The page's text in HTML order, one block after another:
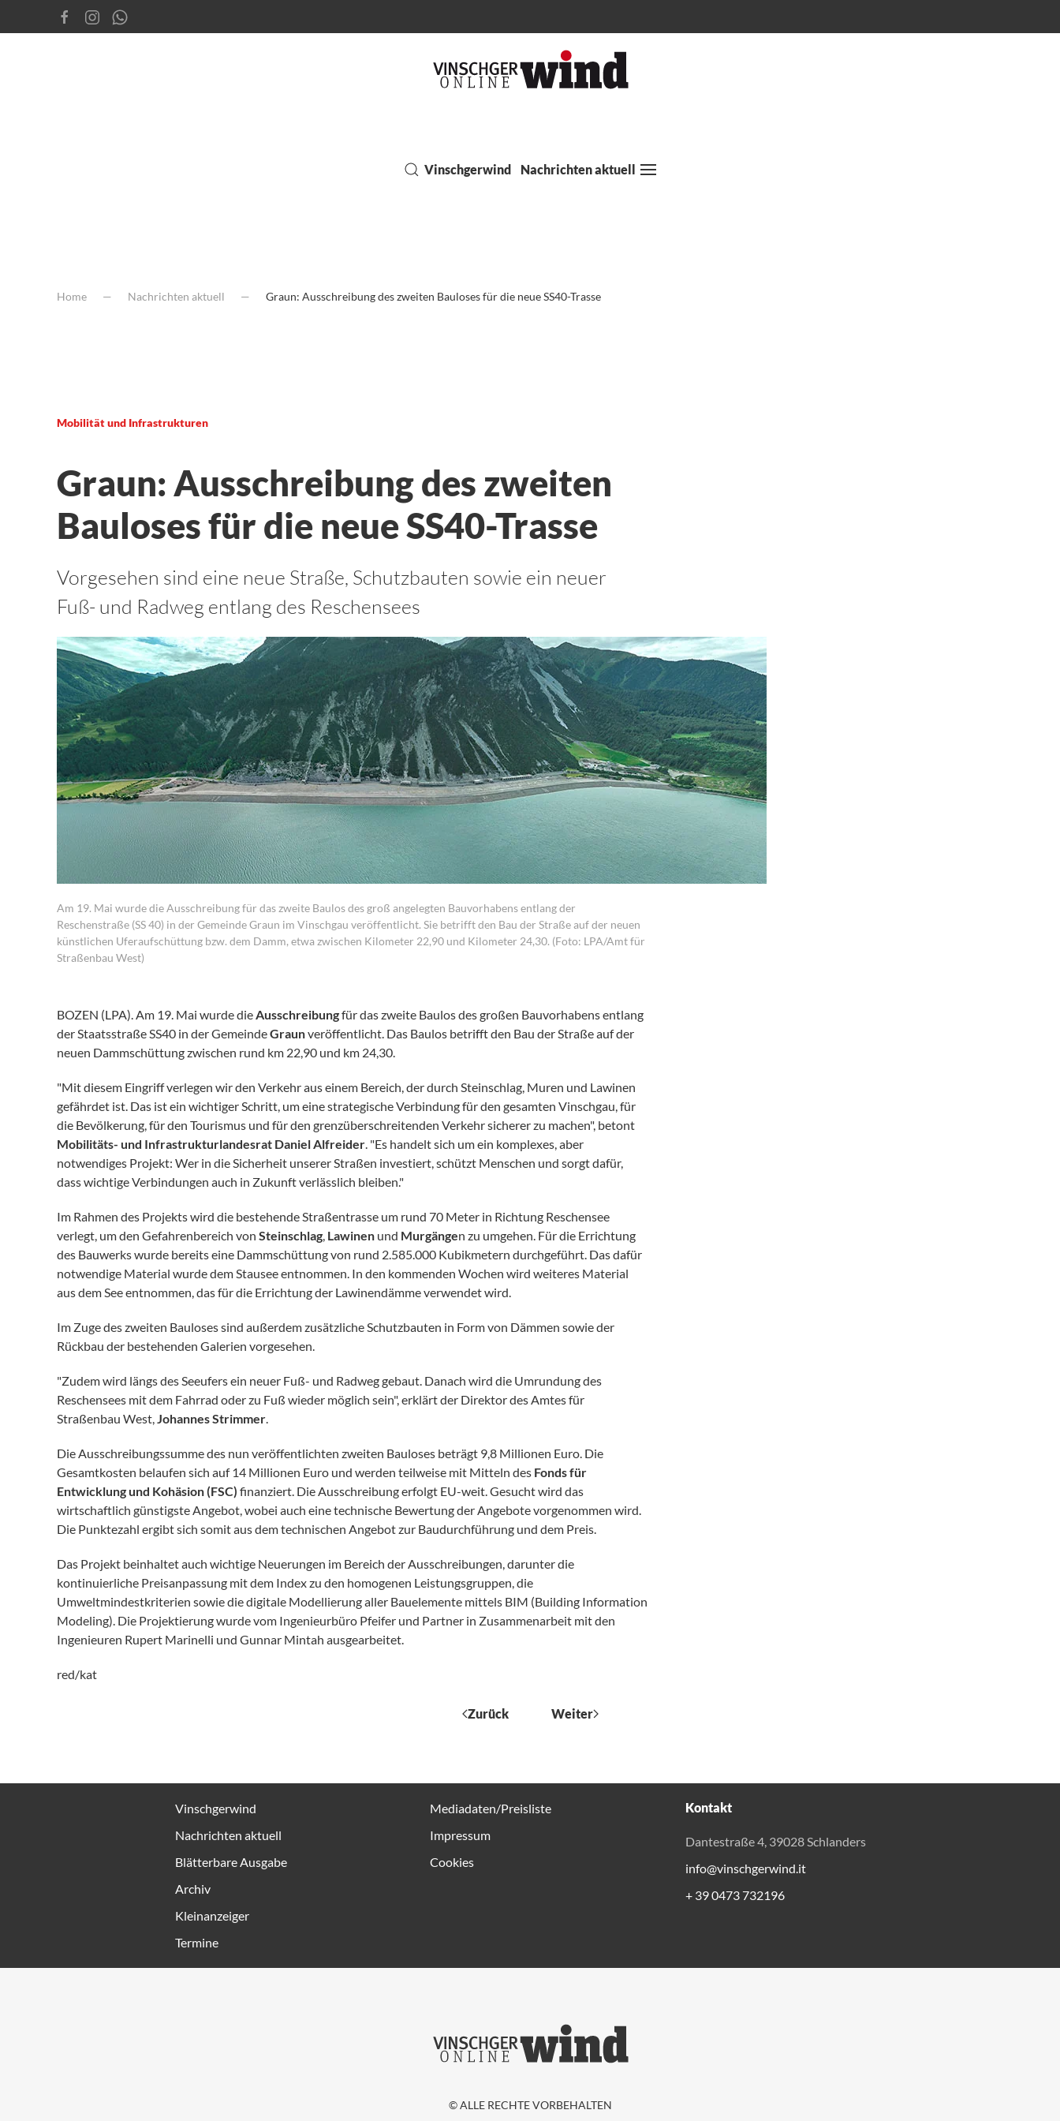
Vinschgerwind Nachrichten aktuell
Home Nachrichten aktuell Graun: Ausschreibung des zweiten Bauloses für die neue SS40-Trasse
Mobilität und Infrastrukturen
Graun: Ausschreibung des zweiten
Bauloses für die neue SS40-Trasse
Vorgesehen sind eine neue Straße, Schutzbauten sowie ein neuer
Fuß- und Radweg entlang des Reschensees
Am 19. Mai wurde die Ausschreibung für das zweite Baulos des groß angelegten Bauvorhabens entlang der
Reschenstraße (SS 40) in der Gemeinde Graun im Vinschgau veröffentlicht. Sie betrifft den Bau der Straße auf der neuen
künstlichen Uferaufschüttung bzw. dem Damm, etwa zwischen Kilometer 22,90 und Kilometer 24,30. (Foto: LPA/Amt für
Straßenbau West)
BOZEN (LPA). Am 19. Mai wurde dieAusschreibungfür das zweite Baulos des großen Bauvorhabens entlang
der Staatsstraße SS40 in der GemeindeGraunveröffentlicht. Das Baulos betrifft den Bau der Straße auf der
neuen Dammschüttung zwischen rund km 22,90 und km 24,30.
"Mit diesem Eingriff verlegen wir den Verkehr aus einem Bereich, der durch Steinschlag, Muren und Lawinen
gefährdet ist. Das ist ein wichtiger Schritt, um eine strategische Verbindung für den gesamten Vinschgau, für
die Bevölkerung, für den Tourismus und für den grenzüberschreitenden Verkehr sicherer zu machen", betont
Mobilitäts- und Infrastrukturlandesrat Daniel Alfreider. "Es handelt sich um ein komplexes, aber
notwendiges Projekt: Wer in die Sicherheit unserer Straßen investiert, schützt Menschen und sorgt dafür,
dass wichtige Verbindungen auch in Zukunft verlässlich bleiben."
Im Rahmen des Projekts wird die bestehende Straßentrasse um rund 70 Meter in Richtung Reschensee
verlegt, um den Gefahrenbereich von Steinschlag, Lawinen und Murgängen zu umgehen. Für die Errichtung
des Bauwerks wurde bereits eine Dammschüttung von rund 2.585.000 Kubikmetern durchgeführt. Das dafür
notwendige Material wurde dem Stausee entnommen. In den kommenden Wochen wird weiteres Material
aus dem See entnommen, das für die Errichtung der Lawinendämme verwendet wird.
Im Zuge des zweiten Bauloses sind außerdem zusätzliche Schutzbauten in Form von Dämmen sowie der
Rückbau der bestehenden Galerien vorgesehen.
"Zudem wird längs des Seeufers ein neuer Fuß- und Radweg gebaut. Danach wird die Umrundung des
Reschensees mit dem Fahrrad oder zu Fuß wieder möglich sein", erklärt der Direktor des Amtes für
Straßenbau West,Johannes Strimmer.
Die Ausschreibungssumme des nun veröffentlichten zweiten Bauloses beträgt 9,8 Millionen Euro. Die
Gesamtkosten belaufen sich auf 14 Millionen Euro und werden teilweise mit Mitteln des Fonds für
Entwicklung und Kohäsion (FSC) finanziert. Die Ausschreibung erfolgt EU-weit. Gesucht wird das
wirtschaftlich günstigste Angebot, wobei auch eine technische Bewertung der Angebote vorgenommen wird.
Die Punktezahl ergibt sich somit aus dem technischen Angebot zur Baudurchführung und dem Preis.
Das Projekt beinhaltet auch wichtige Neuerungen im Bereich der Ausschreibungen, darunter die
kontinuierliche Preisanpassung mit dem Index zu den homogenen Leistungsgruppen, die
Umweltmindestkriterien sowie die digitale Modellierung aller Bauelemente mittels BIM (Building Information
Modeling). Die Projektierung wurde vom Ingenieurbüro Pfeifer und Partner in Zusammenarbeit mit den
Ingenieuren Rupert Marinelli und Gunnar Mintah ausgearbeitet.
red/kat
Zurück Weiter
Vinschgerwind
Nachrichten aktuell
Blätterbare Ausgabe
Archiv
Kleinanzeiger
Termine
Mediadaten/Preisliste
Impressum
Cookies
Kontakt
Dantestraße 4, 39028 Schlanders
info@vinschgerwind.it
+ 39 0473 732196
© ALLE RECHTE VORBEHALTEN